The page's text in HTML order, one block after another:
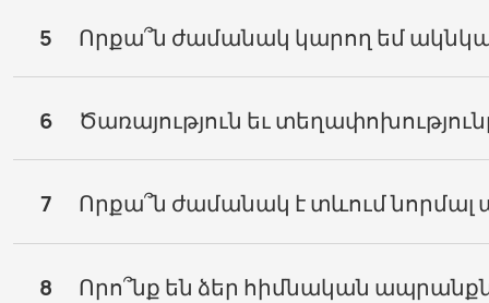
5 Որքա՞ն ժամանակ կարող եմ
6 Ծառայություն եւ
7 Որքա՞ն ժամանակ է տևում
8 Որո՞նք են ձեր հիմնական